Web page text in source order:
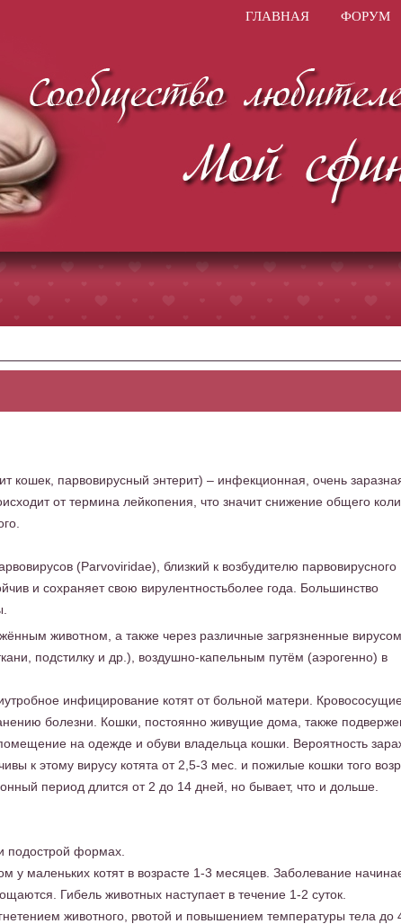
ГЛАВНАЯ ФОРУМ
кошек, парвовирусный энтерит) – инфекционная, очень
от термина лейкопения, что значит снижение общего
(Parvoviridae), близкий к возбудителю парвовирусного
и сохраняет свою вирулентностьболее года. Большинство
животном, а также через различные загрязненные вирусом
подстилку и др.), воздушно-капельным путём (аэрогенно) в
инфицирование котят от больной матери.
болезни. Кошки, постоянно живущие дома, также
на одежде и обуви владельца кошки. Вероятность
к этому вирусу котята от 2,5-3 мес. и пожилые кошки того
период длится от 2 до 14 дней, но бывает, что и дольше.
подострой формах.
у маленьких котят в возрасте 1-3 месяцев. Заболевание
Гибель животных наступает в течение 1-2 суток.
животного, рвотой и повышением температуры тела до